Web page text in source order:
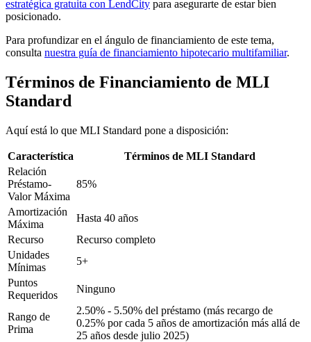
estratégica gratuita con LendCity para asegurarte de estar bien
posicionado.
Para profundizar en el ángulo de financiamiento de este tema,
consulta nuestra guía de financiamiento hipotecario multifamiliar.
Términos de Financiamiento de MLI
Standard
Aquí está lo que MLI Standard pone a disposición:
Característica
Términos de MLI Standard
Relación
Préstamo-
Valor Máxima
85%
Amortización
Máxima
Hasta 40 años
Recurso
Recurso completo
Unidades
Mínimas
5+
Puntos
Requeridos
Ninguno
Rango de
Prima
2.50% - 5.50% del préstamo (más recargo de
0.25% por cada 5 años de amortización más allá de
25 años desde julio 2025)